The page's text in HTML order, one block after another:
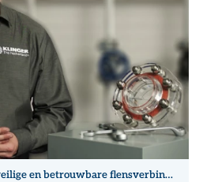
Flensmanagement; voor veilige en betrouwbare flensverbindingen